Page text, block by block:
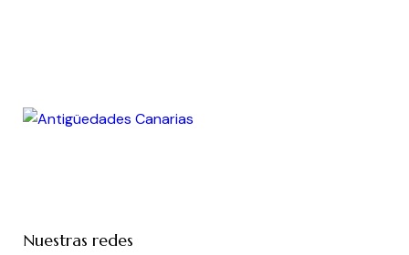
Nuestras redes